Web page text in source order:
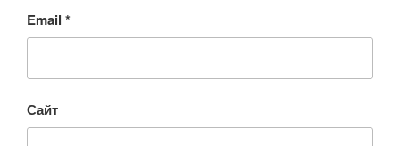
Email *
Сайт